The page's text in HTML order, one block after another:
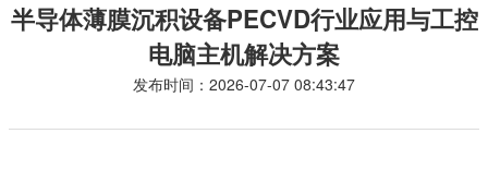
半导体薄膜沉积设备PECVD行业应用与工控
电脑主机解决方案
发布时间：2026-07-07 08:43:47